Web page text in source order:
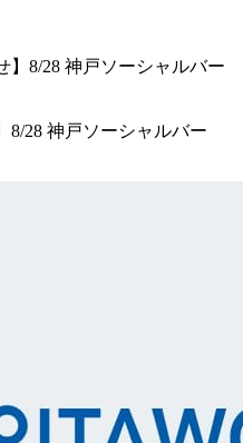
8/28 神戸ソーシャルバー